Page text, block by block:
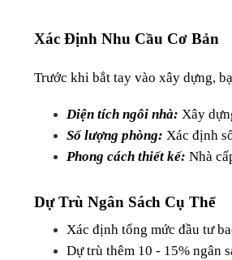
Xác Định Nhu Cầu Cơ Bản
Trước khi bắt tay vào xây dựng,
Diện tích ngôi nhà: Xây
Số lượng phòng: Xác định
Phong cách thiết kế: Nhà
Dự Trù Ngân Sách Cụ Thể
Xác định tổng mức đầu tư
Dự trù thêm 10 - 15% ngân